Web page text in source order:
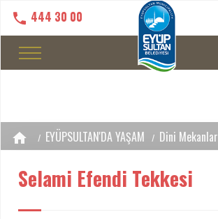
444 30 00
EYÜPSULTAN'DA YAŞAM Dini Mekanlar
Selami Efendi Tekkesi